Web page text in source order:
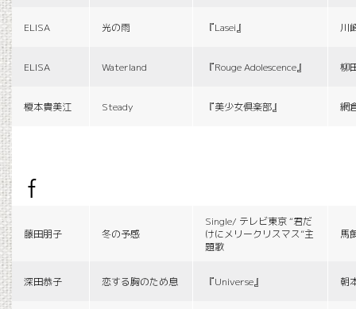
ELISA 光の雨 『Lasei』 川
ELISA Waterland 『Rouge Adolescence』 柳
榎本貴美江 Steady 『美少女倶楽部』 網
f
藤田朋子 冬の予感
Single/ テレビ東京 “君だ
けにメリークリスマス”主
題歌
馬
深田恭子 恋する胸のため息 『Universe』 朝